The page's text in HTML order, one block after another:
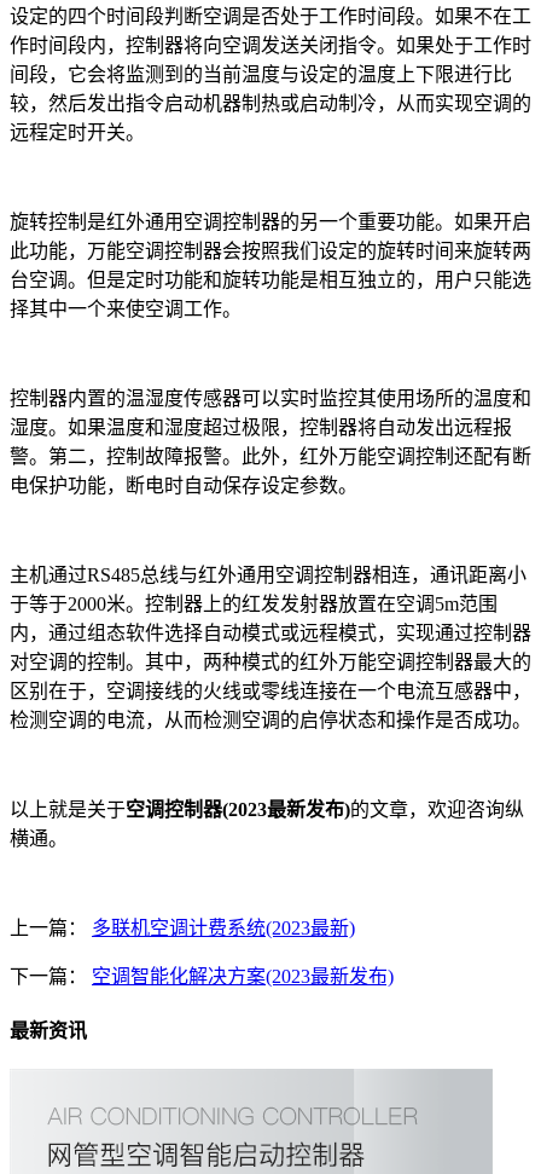
设定的四个时间段判断空调是否处于工作时间段。如果不在工
作时间段内，控制器将向空调发送关闭指令。如果处于工作时
间段，它会将监测到的当前温度与设定的温度上下限进行比
较，然后发出指令启动机器制热或启动制冷，从而实现空调的
远程定时开关。
旋转控制是红外通用空调控制器的另一个重要功能。如果开启
此功能，万能空调控制器会按照我们设定的旋转时间来旋转两
台空调。但是定时功能和旋转功能是相互独立的，用户只能选
择其中一个来使空调工作。
控制器内置的温湿度传感器可以实时监控其使用场所的温度和
湿度。如果温度和湿度超过极限，控制器将自动发出远程报
警。第二，控制故障报警。此外，红外万能空调控制还配有断
电保护功能，断电时自动保存设定参数。
主机通过RS485总线与红外通用空调控制器相连，通讯距离小
于等于2000米。控制器上的红发发射器放置在空调5m范围
内，通过组态软件选择自动模式或远程模式，实现通过控制器
对空调的控制。其中，两种模式的红外万能空调控制器最大的
区别在于，空调接线的火线或零线连接在一个电流互感器中，
检测空调的电流，从而检测空调的启停状态和操作是否成功。
以上就是关于空调控制器(2023最新发布)的文章，欢迎咨询纵
横通。
上一篇： 多联机空调计费系统(2023最新)
下一篇： 空调智能化解决方案(2023最新发布)
最新资讯